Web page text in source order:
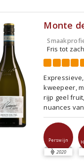
Monte
Fris tot
kweepeer,
rijp geel
nuances
Perswijn
2020